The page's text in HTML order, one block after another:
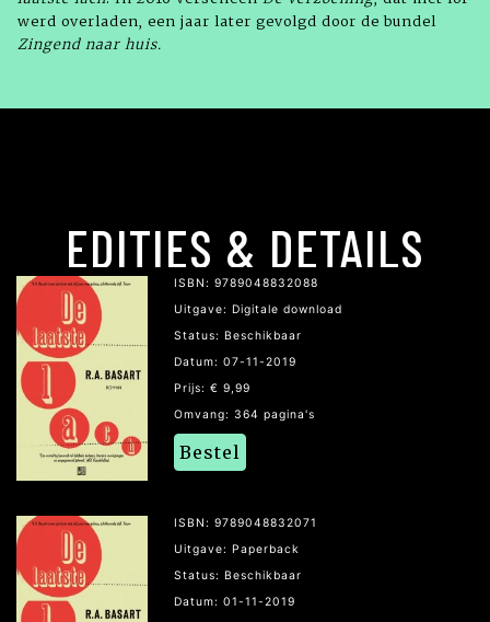
werd overladen, een jaar later gevolgd door de bundel
Zingend naar huis.
EDITIES & DETAILS
ISBN: 9789048832088
Uitgave: Digitale download
Status: Beschikbaar
Datum: 07-11-2019
Prijs: € 9,99
Omvang: 364 pagina's
Bestel
ISBN: 9789048832071
Uitgave: Paperback
Status: Beschikbaar
Datum: 01-11-2019